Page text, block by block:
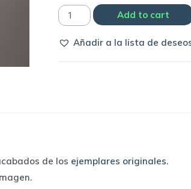
Camiseta
de
Add to cart
Añadir a la lista de
de los ejemplares originales.